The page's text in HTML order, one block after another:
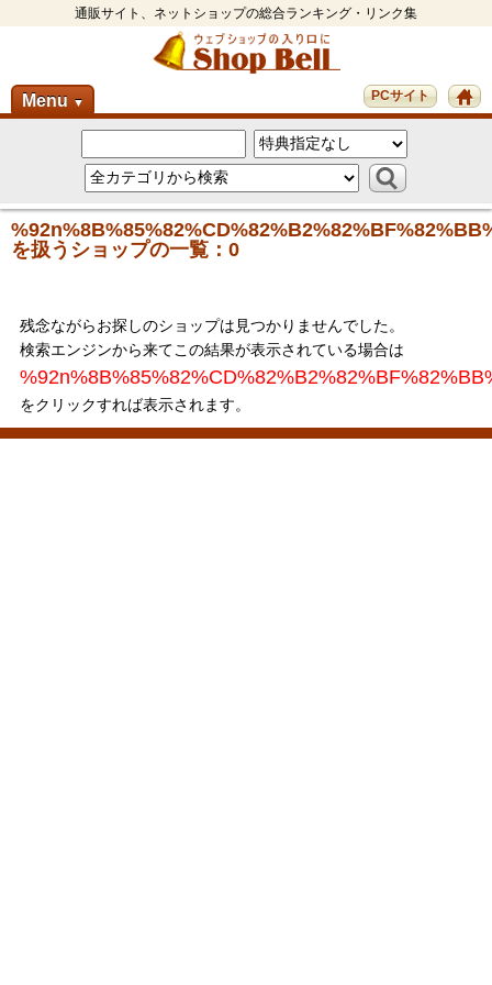
通販サイト、ネットショップの総合ランキング・リンク集
Menu ▼ PCサイト
を扱うショップの一覧：0
残念ながらお探しのショップは見つかりませんでした。
検索エンジンから来てこの結果が表示されている場合は
をクリックすれば表示されます。